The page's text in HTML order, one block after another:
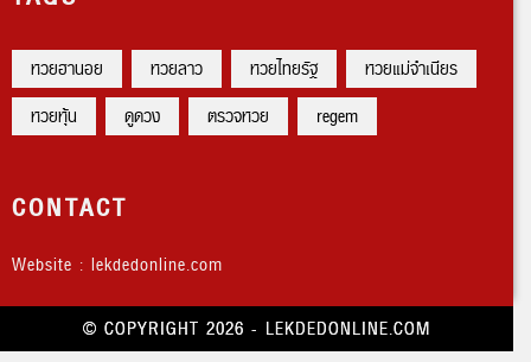
หวยฮานอย หวยลาว หวยไทยรัฐ
หวยแม่จำเนียร
หวยหุ้น
ดูดวง ตรวจหวย regem
CONTACT
Website : lekdedonline.com
© COPYRIGHT 2026 - LEKDEDONLINE.COM